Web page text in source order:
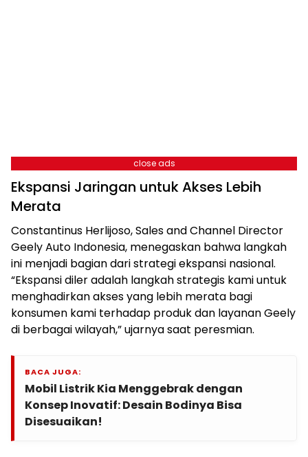
close ads
Ekspansi Jaringan untuk Akses Lebih
Merata
Constantinus Herlijoso, Sales and Channel Director
Geely Auto Indonesia, menegaskan bahwa langkah
ini menjadi bagian dari strategi ekspansi nasional.
“Ekspansi diler adalah langkah strategis kami untuk
menghadirkan akses yang lebih merata bagi
konsumen kami terhadap produk dan layanan Geely
di berbagai wilayah,” ujarnya saat peresmian.
BACA JUGA:
Mobil Listrik Kia Menggebrak dengan
Konsep Inovatif: Desain Bodinya Bisa
Disesuaikan!